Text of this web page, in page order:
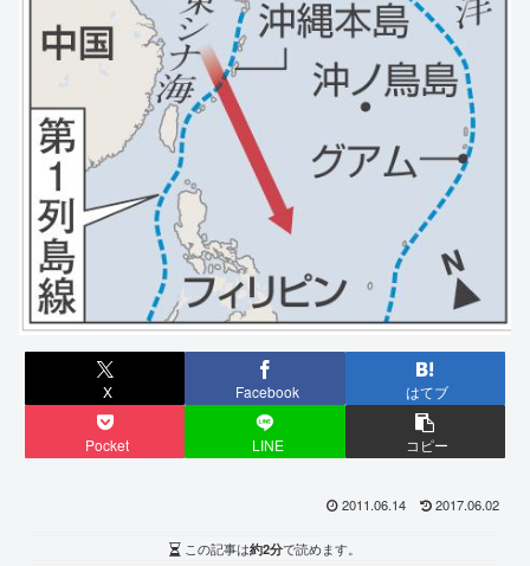
X Facebook はてブ
Pocket LINE コピー
2011.06.14 2017.06.02
この記事は約2分で読めます。